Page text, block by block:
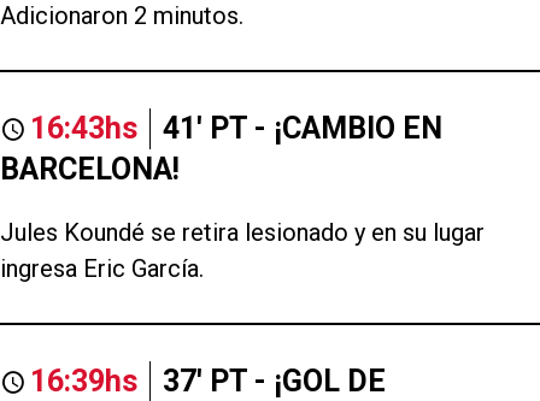
Adicionaron 2 minutos.
16:43hs
41' PT - ¡CAMBIO EN
BARCELONA!
Jules Koundé se retira lesionado y en su lugar
ingresa Eric García.
16:39hs
37' PT - ¡GOL DE